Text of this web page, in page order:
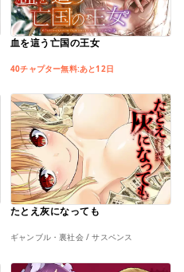
血を這う亡国の王女
40チャプター無料:あと12日
たとえ灰になっても
ギャンブル・裏社会 / サスペンス